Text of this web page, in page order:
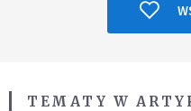
TEMATY W